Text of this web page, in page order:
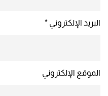
البريد الإلكتروني *
الموقع الإلكتروني